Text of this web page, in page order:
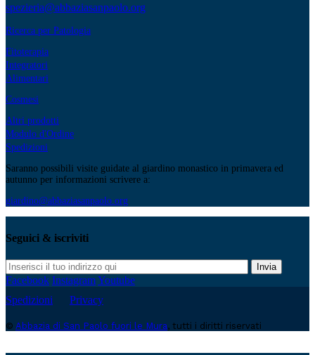
spezieria@abbaziasanpaolo.org
Ricerca per Patologia
Fitoterapia
Integratori
Alimentari
Cosmesi
Altri prodotti
Modulo d'Ordine
Spedizioni
Saranno possibili visite guidate al giardino monastico in primavera ed
autunno per informazioni scrivere a:
giardino@abbaziasanpaolo.org
Seguici & iscriviti
Invia
Facebook InstagramYoutube
Spedizioni
Privacy
© Abbazia di San Paolo fuori le Mura, tutti i diritti riservati